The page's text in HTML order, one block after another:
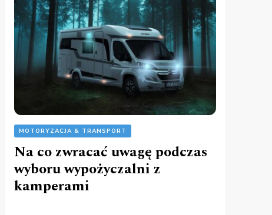
MOTORYZACJA & TRANSPORT
Na co zwracać uwagę podczas
wyboru wypożyczalni z
kamperami